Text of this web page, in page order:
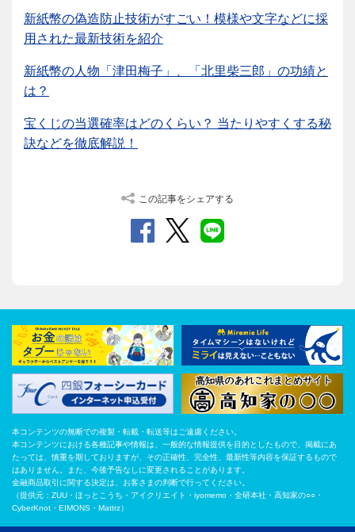
新紙幣の偽造防止技術がすごい！模様や文字などに採
用された最新技術を紹介
新紙幣の人物「津田梅子」、「北里柴三郎」の功績と
は？
宝くじの当選確率はどのくらい？ 当たりやすくする秘
訣などを徹底解説！
この記事をシェアする
本コンテンツの無断での複製・転載・転送等はご遠慮ください。
本コンテンツにおける各種記事や情報は、一般的な情報提供を目的としたもので、掲載にあ
たっては、慎重を期しておりますが、その正確性、完全性、最新性等内容を保証するもので
はありません。また、今後予告なしに変更されることがあります。
金融商品取引に関する決定は、お客さまの判断で行ってください。
（提供元：ZUU・ほっとこうち・アイクリエイト・iyomemo・全研本社・高知家の○○・
CyberKnot・EIMONS・Mattrz）